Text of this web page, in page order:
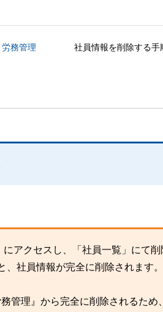
務管理 社員情報を削除する手
アクセスし、「社員一覧」にて
社員情報が完全に削除されます。
管理』から完全に削除されるため